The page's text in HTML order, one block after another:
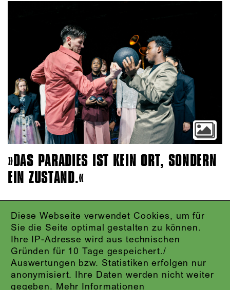
Diese Webseite verwendet Cookies, um für
Sie die Seite optimal gestalten zu können.
Ihre IP-Adresse wird aus technischen
Gründen für 10 Tage gespeichert./
Auswertungen bzw. Statistiken erfolgen nur
anonymisiert. Ihre Daten werden nicht weiter
gegeben. Mehr Informationen
DAS PARADIES IST KEIN ORT, SONDERN
EIN ZUSTAND.
IMPRESSUM
DATENSCHUTZ
AGB
KONTAKT
ABO-LOGIN
PRESSE